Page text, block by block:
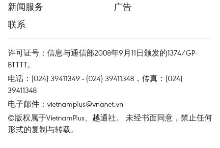
新闻服务
广告
联系
许可证号：信息与通信部2008年9月11日颁发的1374/GP-
BTTTT。
电话：(024) 39411349 - (024) 39411348，传真：(024)
39411348
电子邮件： vietnamplus@vnanet.vn
©版权属于VietnamPlus、越通社。 未经书面同意，禁止任何
形式的复制与转载。